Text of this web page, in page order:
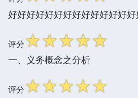
好好好好好好好好好好好好好
评分☆☆☆☆☆
一、义务概念之分析
评分☆☆☆☆☆